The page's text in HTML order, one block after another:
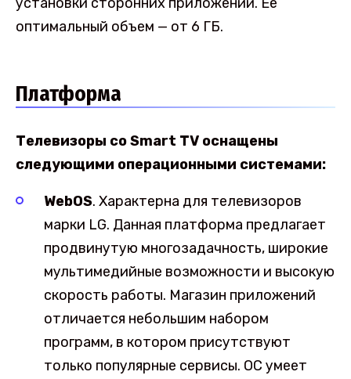
оптимальный объем — от 6 ГБ.
Платформа
Телевизоры со Smart TV оснащены
следующими операционными системами:
WebOS. Характерна для телевизоров
марки LG. Данная платформа предлагает
продвинутую многозадачность, широкие
мультимедийные возможности и высокую
скорость работы. Магазин приложений
отличается небольшим набором
программ, в котором присутствуют
только популярные сервисы. ОС умеет